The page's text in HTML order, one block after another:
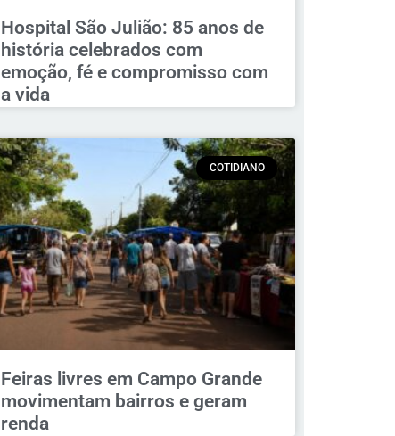
Hospital São Julião: 85 anos de
história celebrados com
emoção, fé e compromisso com
a vida
COTIDIANO
Feiras livres em Campo Grande
movimentam bairros e geram
renda